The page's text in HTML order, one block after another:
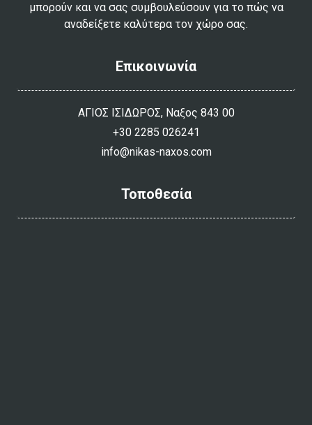
μπορούν και να σας συμβουλεύσουν για το πώς να
αναδείξετε καλύτερα τον χώρο σας.
Επικοινωνία
ΑΓΙΟΣ ΙΣΙΔΩΡΟΣ, Ναξος 843 00
+30 2285 026241
info@nikas-naxos.com
Τοποθεσία